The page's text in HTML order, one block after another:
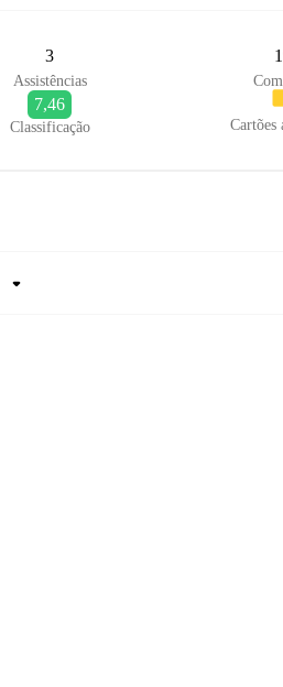
3
Assistências
7,46
Classificação Cartões